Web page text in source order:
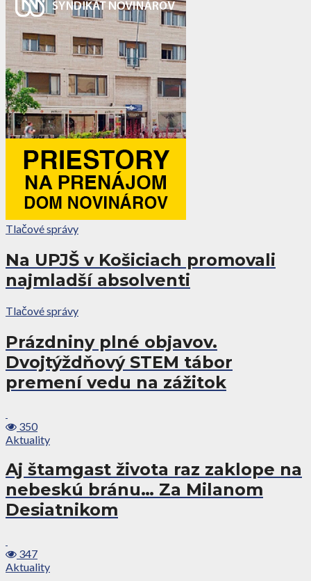
Tlačové správy
Na UPJŠ v Košiciach promovali
najmladší absolventi
Tlačové správy
Prázdniny plné objavov.
Dvojtýždňový STEM tábor
premení vedu na zážitok
350
Aktuality
Aj štamgast života raz zaklope na
nebeskú bránu… Za Milanom
Desiatnikom
347
Aktuality